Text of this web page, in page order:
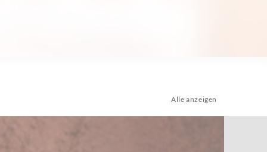
Alle anzeigen